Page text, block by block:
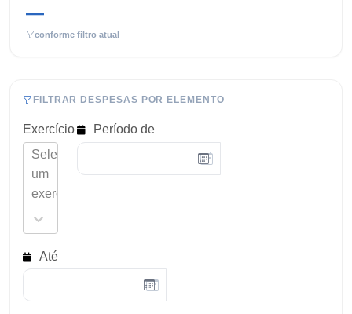
—
conforme filtro atual
FILTRAR DESPESAS POR ELEMENTO
Exercício
Selecione
um
exercício...
Período de
Até